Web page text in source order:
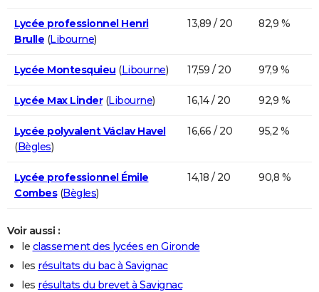
Lycée professionnel Henri
Brulle (Libourne)
13,89 / 20 82,9 %
Lycée Montesquieu (Libourne) 17,59 / 20 97,9 %
Lycée Max Linder(Libourne) 16,14 / 20 92,9 %
Lycée polyvalent Václav Havel
(Bègles)
16,66 / 20 95,2 %
Lycée professionnel Émile
Combes(Bègles)
14,18 / 20 90,8 %
Voir aussi :
le classement des lycées en Gironde
les résultats du bac à Savignac
les résultats du brevet à Savignac